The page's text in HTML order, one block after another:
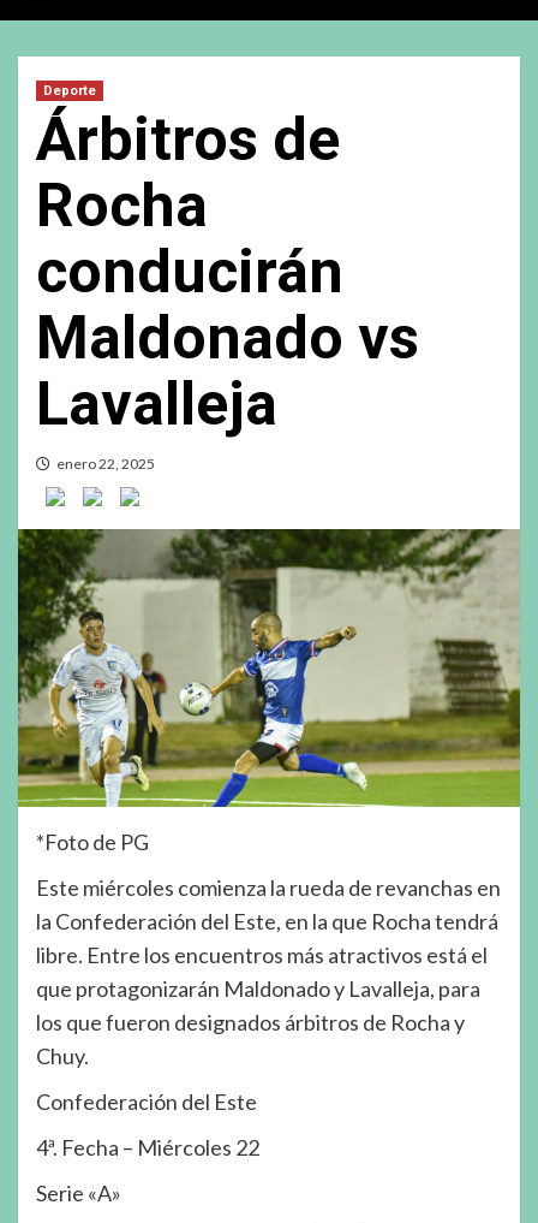
Deporte
Árbitros de
Rocha
conducirán
Maldonado vs
Lavalleja
enero 22, 2025
*Foto de PG
Este miércoles comienza la rueda de revanchas en
la Confederación del Este, en la que Rocha tendrá
libre. Entre los encuentros más atractivos está el
que protagonizarán Maldonado y Lavalleja, para
los que fueron designados árbitros de Rocha y
Chuy.
Confederación del Este
4ª. Fecha – Miércoles 22
Serie «A»